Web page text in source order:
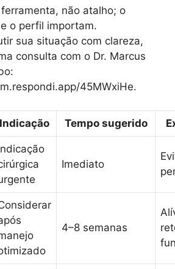
não atalho; o
o perfil importam.
sua situação com clareza,
consulta com o Dr. Marcus
45MWxiHe.
Indicação Tempo sugerido
Imediato
4–8 semanas